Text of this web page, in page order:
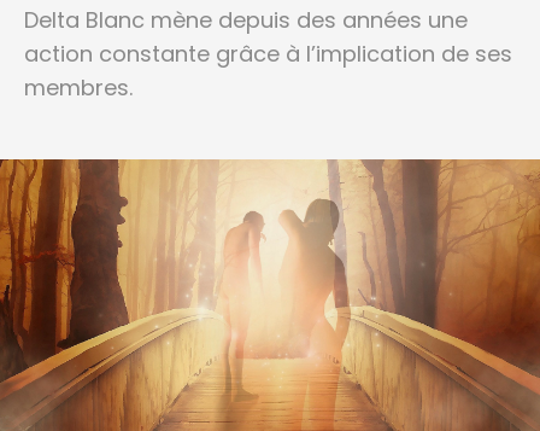
Delta Blanc mène depuis des années une
action constante grâce à l’implication de ses
membres.